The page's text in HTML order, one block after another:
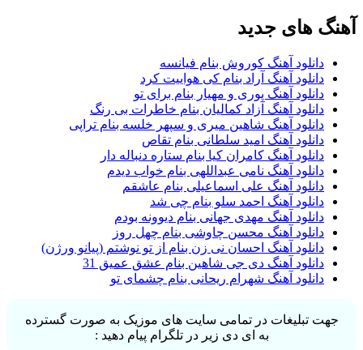
آهنگ های جدید
دانلود آهنگ کوروش بنام فیانسه
دانلود آهنگ آراد بنام کی هواییت کرد
دانلود آهنگ پوری و مهیار بنام برای تو
دانلود آهنگ آزاد کمالیان بنام خاطرات بی رنگ
دانلود آهنگ شاهین میری و سپهر خلسه بنام تراپی
دانلود آهنگ امید سلطانی بنام تقاص
دانلود آهنگ کامران کیا بنام ستاره دنباله دار
دانلود آهنگ نامی عبداللهی بنام خواب دیدم
دانلود آهنگ علی اسماعیلی بنام عاشقم
دانلود آهنگ احمد سلو بنام چی شد
دانلود آهنگ مهدی جهانی بنام دیوونه بودم
دانلود آهنگ محسن چاوشی بنام چهل روز
دانلود آهنگ احسان نی زن بنام از تو نوشتم (پیانو ورژن)
دانلود آهنگ دی جی شاهین بنام عشق عمیق 31
دانلود آهنگ شهرام ریحانی بنام چشمای تو
جهت تبلیغات در تمامی سایت های موزیک به صورت گسترده
به ای دی زیر در تلگرام پیام دهید :